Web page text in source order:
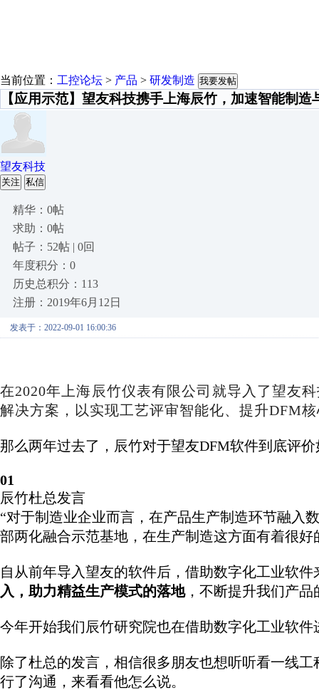
当前位置： 工控论坛 > 产品 > 研发制造 我要发帖
【应用示范】望友科技携手上海辰竹，加速智能制造
望友科技
关注 私信
精华：0帖
求助：0帖
帖子：52帖 | 0回
年度积分：0
历史总积分：113
注册：2019年6月12日
发表于：2022-09-01 16:00:36
在2020年上海辰竹仪表有限公司就导入了望友
解决方案，以实现工艺评审智能化、提升DFM
那么两年过去了，辰竹对于望友DFM软件到底评
01
辰竹杜总发言
“对于制造业企业而言，在产品生产制造环节融入
部两化融合示范基地，在生产制造这方面有着很好
自从前年导入望友的软件后，借助数字化工业软
入，助力精益生产模式的落地，不断提升我们产品
今年开始我们辰竹研究院也在借助数字化工业软件
除了杜总的发言，相信很多朋友也想听听看一线
行了沟通，来看看他怎么说。